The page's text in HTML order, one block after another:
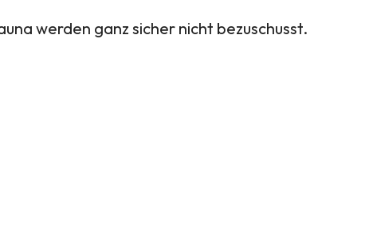
werden ganz sicher nicht bezuschusst.